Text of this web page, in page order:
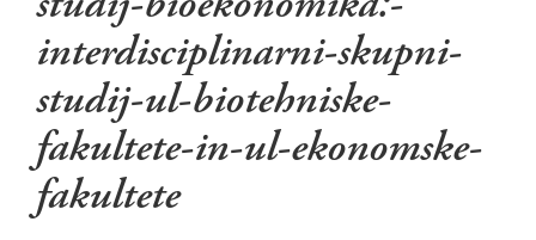
interdisciplinarni-skupni-
studij-ul-biotehniske-
fakultete-in-ul-ekonomske-
fakultete